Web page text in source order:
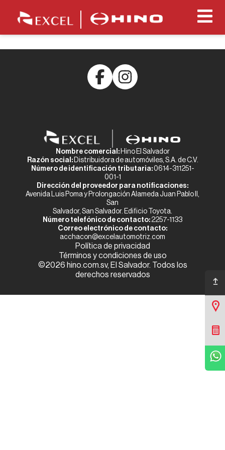
Awesome Page
Nombre comercial:Hino El Salvador
Razón social:Distribuidora de automóviles, S.A. de C.V.
Número de identificación tributaria:0614-311251-
001-1
Dirección del proveedor para notificaciones:
Avenida Luis Poma y Prolongación Alameda Juan Pablo II,
San
Salvador, San Salvador. Edificio Toyota.
Número telefónico de contacto: 2257-1133
Correo electrónico de contacto:
acchacon@excelautomotriz.com
Política de privacidad
Términos y condiciones de uso
©2026 hino.com.sv, El Salvador. Todos los
derechos reservados